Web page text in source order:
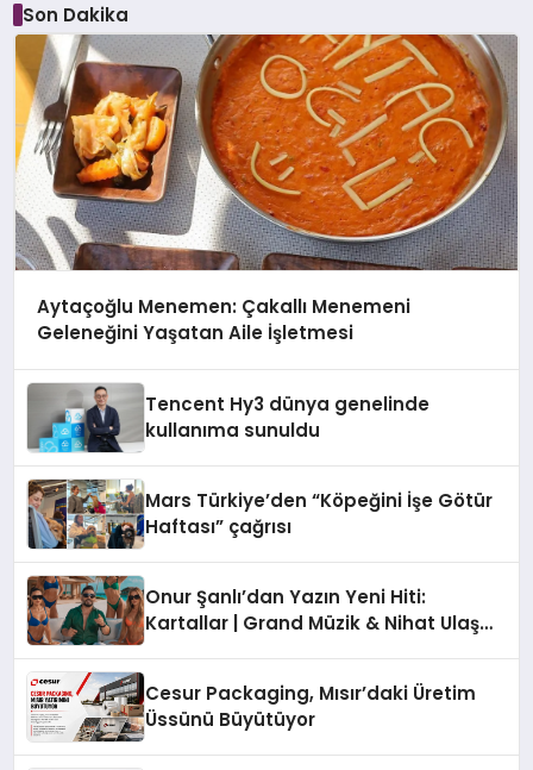
Son Dakika
Aytaçoğlu Menemen: Çakallı Menemeni
Geleneğini Yaşatan Aile İşletmesi
Tencent Hy3 dünya genelinde
kullanıma sunuldu
Mars Türkiye’den “Köpeğini İşe Götür
Haftası” çağrısı
Onur Şanlı’dan Yazın Yeni Hiti:
Kartallar | Grand Müzik & Nihat Ulaş
Cesur Packaging, Mısır’daki Üretim
Üssünü Büyütüyor